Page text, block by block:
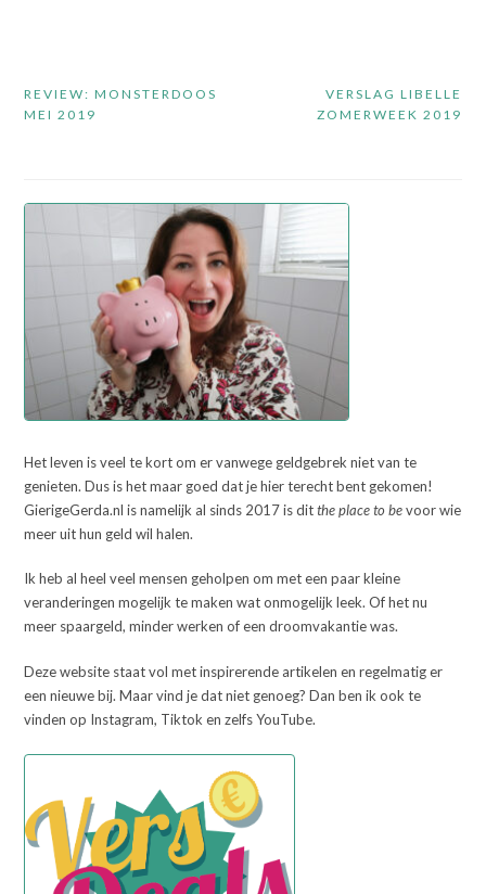
navigatie
VERSLAG LIBELLE
ZOMERWEEK 2019
REVIEW: MONSTERDOOS
MEI 2019
Het leven is veel te kort om er vanwege geldgebrek niet van te
genieten. Dus is het maar goed dat je hier terecht bent gekomen!
GierigeGerda.nl is namelijk al sinds 2017 is ditthe place to bevoor wie
meer uit hun geld wil halen.
Ik heb al heel veel mensen geholpen om met een paar kleine
veranderingen mogelijk te maken wat onmogelijk leek. Of het nu
meer spaargeld, minder werken of een droomvakantie was.
Deze website staat vol met inspirerende artikelen en regelmatig er
een nieuwe bij. Maar vind je dat niet genoeg? Dan ben ik ook te
vinden op Instagram, Tiktok en zelfs YouTube.